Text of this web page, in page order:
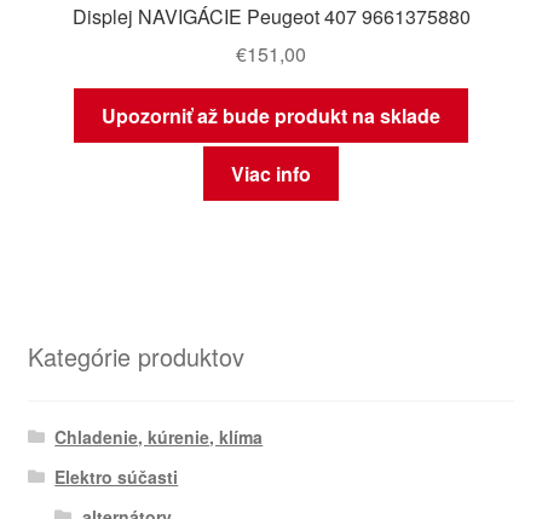
Displej NAVIGÁCIE Peugeot 407 9661375880
€151,00
Upozorniť až bude produkt na sklade
Viac info
Kategórie produktov
Chladenie, kúrenie, klíma
Elektro súčasti